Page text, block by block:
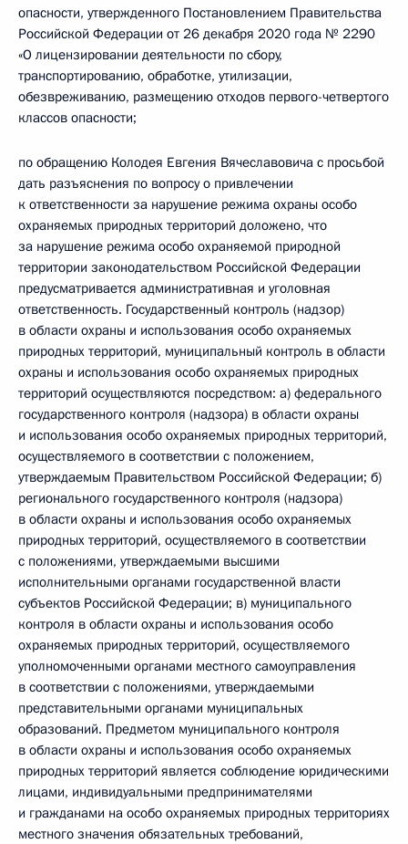
опасности, утвержденного Постановлением Правительства
Российской Федерации от 26 декабря 2020 года № 2290
«О лицензировании деятельности по сбору,
транспортированию, обработке, утилизации,
обезвреживанию, размещению отходов первого-четвертого
классов опасности;
по обращению Колодея Евгения Вячеславовича с просьбой
дать разъяснения по вопросу о привлечении
к ответственности за нарушение режима охраны особо
охраняемых природных территорий доложено, что
за нарушение режима особо охраняемой природной
территории законодательством Российской Федерации
предусматривается административная и уголовная
ответственность. Государственный контроль (надзор)
в области охраны и использования особо охраняемых
природных территорий, муниципальный контроль в области
охраны и использования особо охраняемых природных
территорий осуществляются посредством: а) федерального
государственного контроля (надзора) в области охраны
и использования особо охраняемых природных территорий,
осуществляемого в соответствии с положением,
утверждаемым Правительством Российской Федерации; б)
регионального государственного контроля (надзора)
в области охраны и использования особо охраняемых
природных территорий, осуществляемого в соответствии
с положениями, утверждаемыми высшими
исполнительными органами государственной власти
субъектов Российской Федерации; в) муниципального
контроля в области охраны и использования особо
охраняемых природных территорий, осуществляемого
уполномоченными органами местного самоуправления
в соответствии с положениями, утверждаемыми
представительными органами муниципальных
образований. Предметом муниципального контроля
в области охраны и использования особо охраняемых
природных территорий является соблюдение юридическими
лицами, индивидуальными предпринимателями
и гражданами на особо охраняемых природных территориях
местного значения обязательных требований,